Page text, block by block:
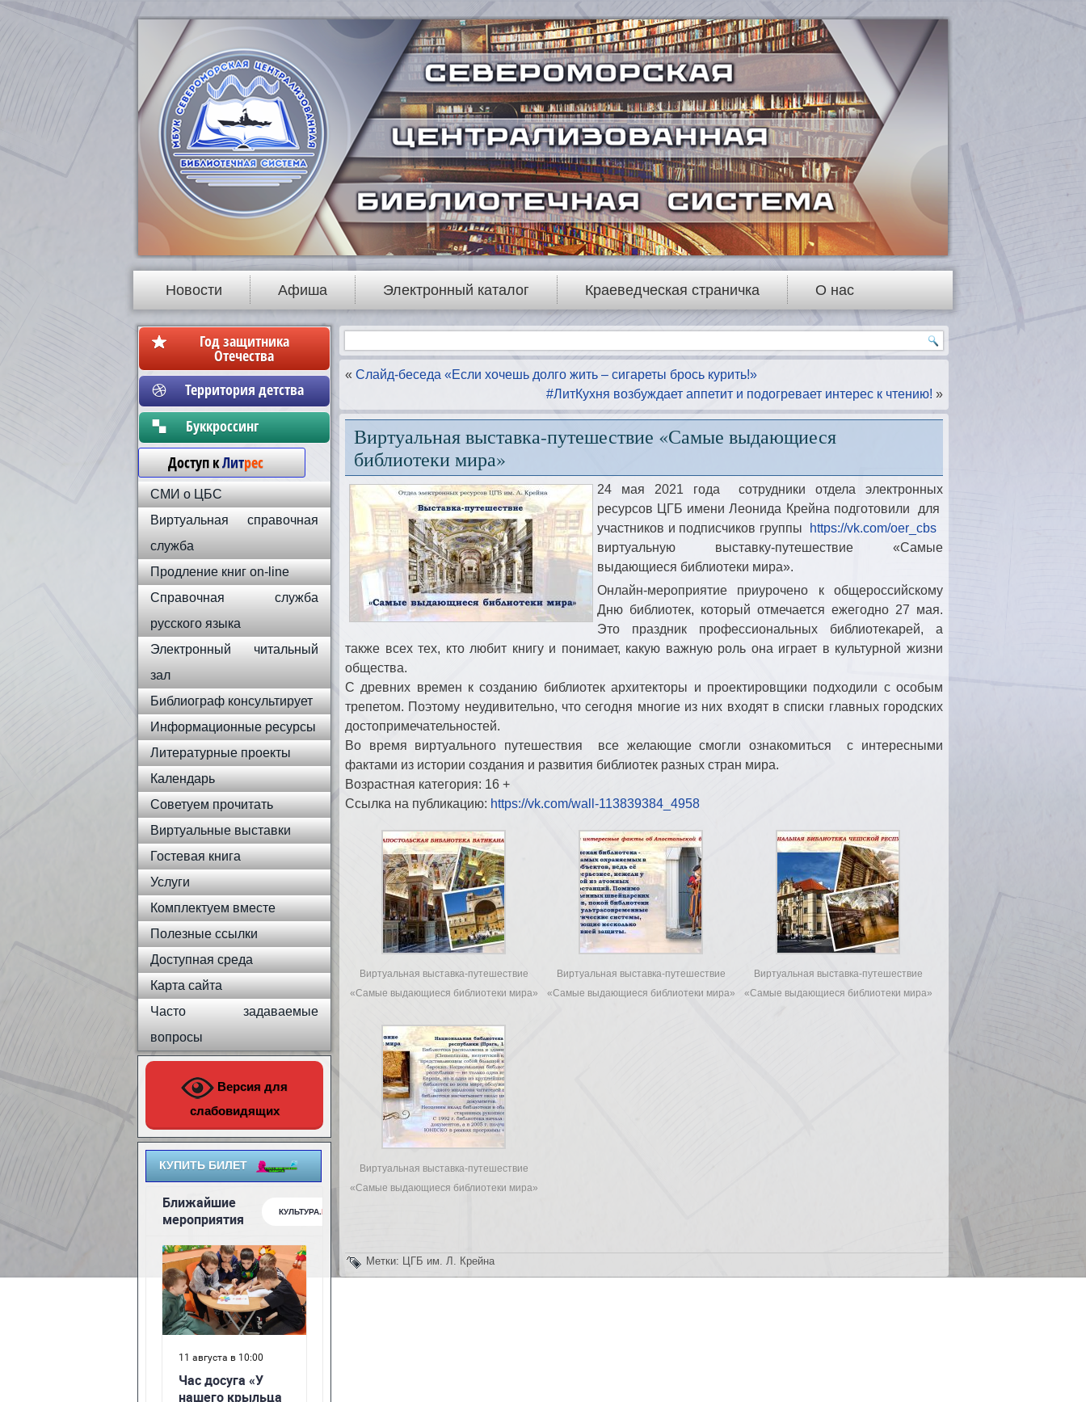
Новости Афиша Электронный каталог Краеведческая страничка О нас
Год защитника
Отечества
Территория детства
Бyккpoccинг
Доступ кЛитрес
СМИ о ЦБС
Виртуальная справочная
служба
Продление книг on-line
Справочная служба
русского языка
Электронный читальный
зал
Библиограф консультирует
Информационные ресурсы
Литературные проекты
Календарь
Советуем прочитать
Виртуальные выставки
Гостевая книга
Услуги
Комплектуем вместе
Полезные ссылки
Доступная среда
Карта сайта
Часто задаваемые
вопросы
Версия для
слабовидящих
КУПИТЬ БИЛЕТ
« Слайд-беседа «Если хочешь долго жить – сигареты брось курить!»
#ЛитКухня возбуждает аппетит и подогревает интерес к чтению! »
Виртуальная выставка-путешествие «Самые выдающиеся
библиотеки мира»
24 мая 2021 года сотрудники отдела электронных
ресурсов ЦГБ имени Леонида Крейна подготовили для
участников и подписчиков группы
https://vk.com/oer_cbs
виртуальную выставку-путешествие «Самые
выдающиеся библиотеки мира».
Онлайн-мероприятие приурочено к общероссийскому
Дню библиотек, который отмечается ежегодно 27 мая.
Это праздник профессиональных библиотекарей, а
также всех тех, кто любит книгу и понимает, какую важную роль она играет в культурной жизни
общества.
С древних времен к созданию библиотек архитекторы и проектировщики подходили с особым
трепетом. Поэтому неудивительно, что сегодня многие из них входят в списки главных городских
достопримечательностей.
Во время виртуального путешествия все желающие смогли ознакомиться с интересными
фактами из истории создания и развития библиотек разных стран мира.
Возрастная категория: 16 +
Ссылка на публикацию: https://vk.com/wall-113839384_4958
Виртуальная выставка-путешествие
«Самые выдающиеся библиотеки мира»
Виртуальная выставка-путешествие
«Самые выдающиеся библиотеки мира»
Виртуальная выставка-путешествие
«Самые выдающиеся библиотеки мира»
Виртуальная выставка-путешествие
«Самые выдающиеся библиотеки мира»
Метки: ЦГБ им. Л. Крейна